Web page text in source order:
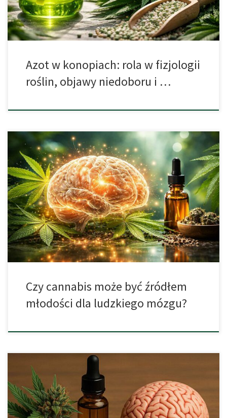
tempem budowy tkanek oraz dużym zapotrzebowaniem na […]
Azot w konopiach: rola w fizjologii
roślin, objawy niedoboru i …
THC a proces starzenia się układu nerwowego Czy THC może
spowalniać starzenie się mózgu? Poznaj wyniki badań naukowców
z Uniwersytetu w Bonn, którzy wykazali poprawę pamięci i funkcji
poznawczych u starszych myszy, a dziś sprawdzają ten
mechanizm u ludzi. Starzenie się mózgu a THC – przełomowe
odkrycie naukowców z Bonn […]
Czy cannabis może być źródłem
młodości dla ludzkiego mózgu?
Coraz więcej badań naukowych potwierdza, że medyczna
marihuana może skutecznie zmniejszać częstotliwość i nasilenie
migren, stanowiąc alternatywę dla tradycyjnych leków
przeciwbólowych. Kannabinoidy takie jak CBD i THC oddziałują na